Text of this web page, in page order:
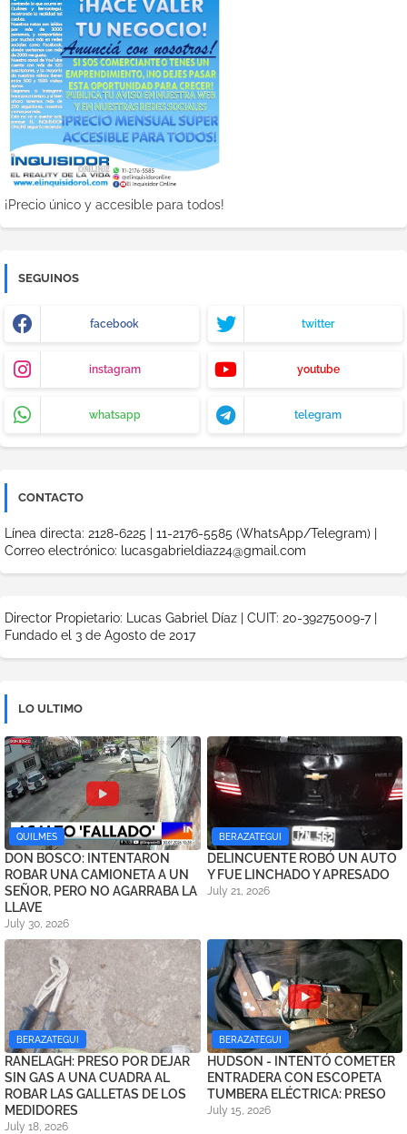
¡Precio único y accesible para todos!
SEGUINOS
facebook twitter
instagram youtube
whatsapp telegram
CONTACTO
Línea directa: 2128-6225 | 11-2176-5585 (WhatsApp/Telegram) |
Correo electrónico: lucasgabrieldiaz24@gmail.com
Director Propietario: Lucas Gabriel Díaz | CUIT: 20-39275009-7 |
Fundado el 3 de Agosto de 2017
LO ULTIMO
QUILMES
DON BOSCO: INTENTARON
ROBAR UNA CAMIONETA A UN
SEÑOR, PERO NO AGARRABA LA
LLAVE
July 30, 2026
BERAZATEGUI
DELINCUENTE ROBÓ UN AUTO
Y FUE LINCHADO Y APRESADO
July 21, 2026
BERAZATEGUI
RANELAGH: PRESO POR DEJAR
SIN GAS A UNA CUADRA AL
ROBAR LAS GALLETAS DE LOS
MEDIDORES
July 18, 2026
BERAZATEGUI
HUDSON - INTENTÓ COMETER
ENTRADERA CON ESCOPETA
TUMBERA ELÉCTRICA: PRESO
July 15, 2026